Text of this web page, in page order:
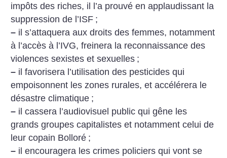
impôts des riches, il l’a prouvé en applaudissant la
suppression de l’ISF ;
– il s’attaquera aux droits des femmes, notamment
à l’accès à l’IVG, freinera la reconnaissance des
violences sexistes et sexuelles ;
– il favorisera l’utilisation des pesticides qui
empoisonnent les zones rurales, et accélérera le
désastre climatique ;
– il cassera l’audiovisuel public qui gêne les
grands groupes capitalistes et notamment celui de
leur copain Bolloré ;
– il encouragera les crimes policiers qui vont se